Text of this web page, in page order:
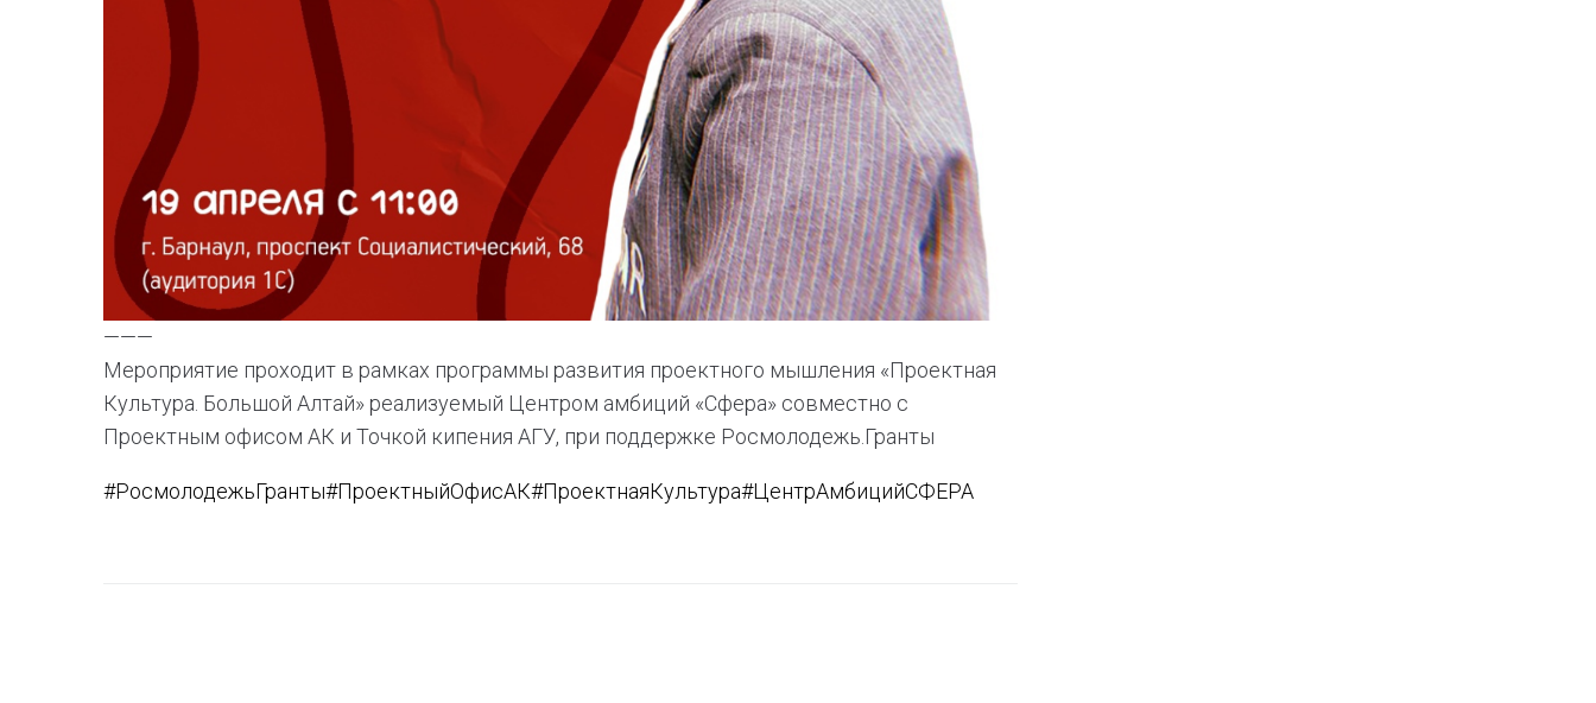
———
Мероприятие проходит в рамках программы развития проектного мышления «Проектная
Культура. Большой Алтай» реализуемый Центром амбиций «Сфера» совместно с
Проектным офисом АК и Точкой кипения АГУ, при поддержке Росмолодежь.Гранты
#РосмолодежьГранты#ПроектныйОфисАК#ПроектнаяКультура#ЦентрАмбицийСФЕРА